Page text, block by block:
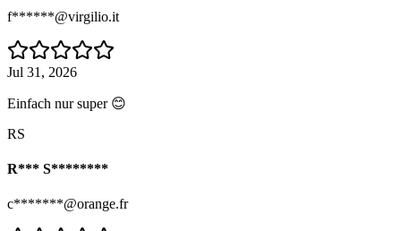
f******@virgilio.it
Jul 31, 2026
Einfach nur super 😊
RS
R*** S********
c*******@orange.fr